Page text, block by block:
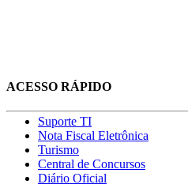
ACESSO RÁPIDO
Suporte TI
Nota Fiscal Eletrônica
Turismo
Central de Concursos
Diário Oficial